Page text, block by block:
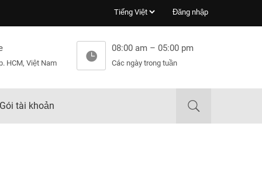
Đăng nhập
HCM, Việt Nam
08:00 am – 05:00 pm
Các ngày trong tuần
Gói tài khoản